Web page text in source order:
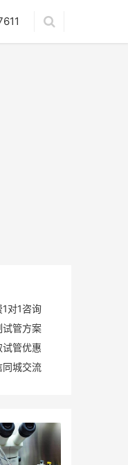
1对1咨询
试管方案
试管优惠
同城交流